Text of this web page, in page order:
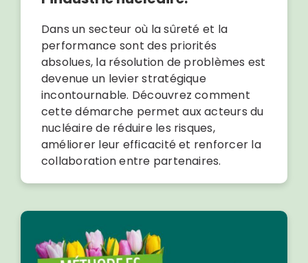
Dans un secteur où la sûreté et la
performance sont des priorités
absolues, la résolution de problèmes est
devenue un levier stratégique
incontournable. Découvrez comment
cette démarche permet aux acteurs du
nucléaire de réduire les risques,
améliorer leur efficacité et renforcer la
collaboration entre partenaires.